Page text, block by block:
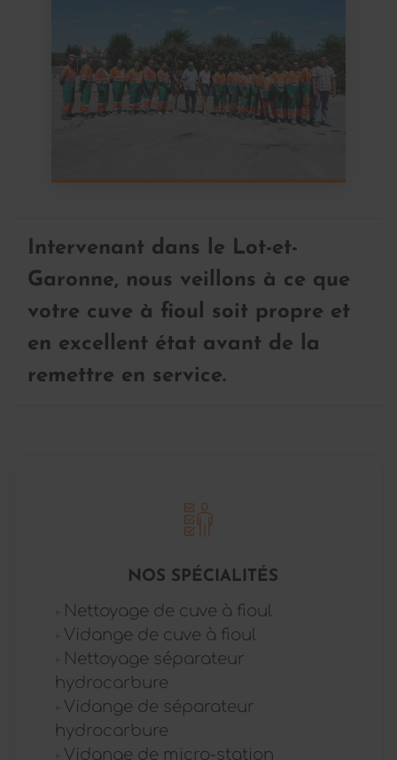
Intervenant dans le Lot-et-
Garonne, nous veillons à ce que
votre cuve à fioul soit propre et
en excellent état avant de la
remettre en service.
NOS SPÉCIALITÉS
Nettoyage de cuve à fioul
Vidange de cuve à fioul
Nettoyage séparateur
hydrocarbure
Vidange de séparateur
hydrocarbure
Vidange de micro-station